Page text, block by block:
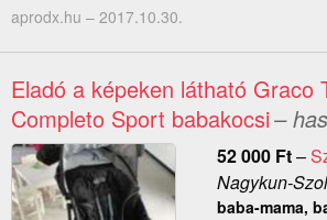
aprodx.hu – 2017.10.30.
Eladó a képeken látható Graco
Completo Sport babakocsi–
52 000 Ft–
Nagykun-
baba-mama,